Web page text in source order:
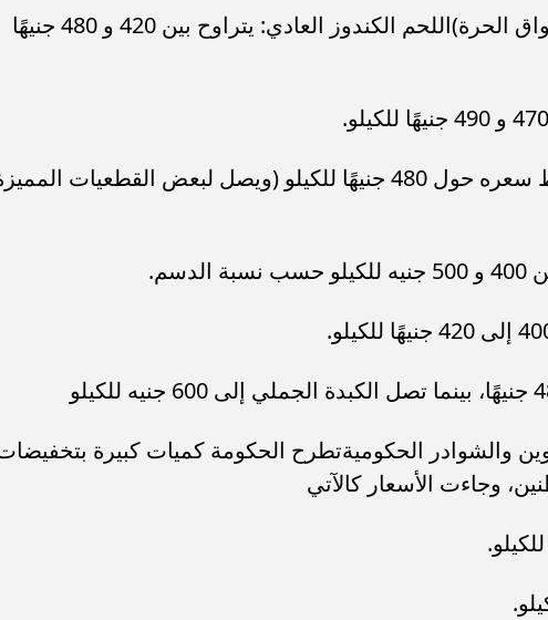
أسعار اللحوم بمحال الجزارة (الأسواق الحرة)اللحم الكندوز العادي: يتراوح بين 420 و 480 جنيهًا
اللحم البتلو الصافي: يتراوح متوسط سعره حول 480 جنيهًا للكيلو (ويصل لبعض القطعيات
والشوادر الحكوميةتطرح الحكومة كميات كبيرة